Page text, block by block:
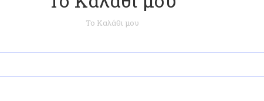
Το Καλάθι μου